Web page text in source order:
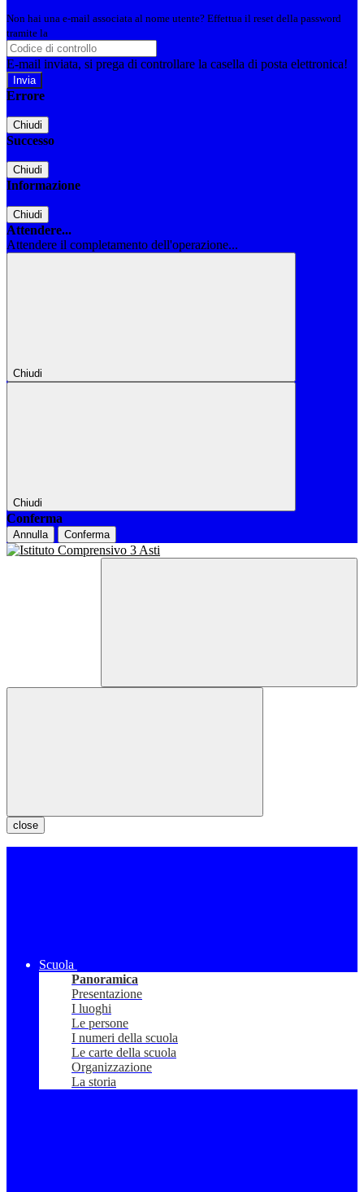
Non hai una e-mail associata al nome utente? Effettua il reset della password
tramite la
E-mail inviata, si prega di controllare la casella di posta elettronica!
Errore
Chiudi
Successo
Chiudi
Informazione
Chiudi
Attendere...
Attendere il completamento dell'operazione...
Chiudi
Chiudi
Conferma
Annulla Conferma
close
Scuola
Panoramica
Presentazione
I luoghi
Le persone
I numeri della scuola
Le carte della scuola
Organizzazione
La storia